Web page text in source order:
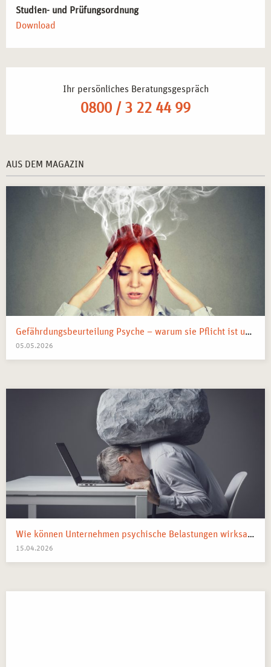
Studien- und Prüfungsordnung
Download
Ihr persönliches Beratungsgespräch
0800 / 3 22 44 99
AUS DEM MAGAZIN
Gefährdungsbeurteilung Psyche – warum sie Pflicht ist und was sie wirklich bringt
05.05.2026
Wie können Unternehmen psychische Belastungen wirksam reduzieren?
15.04.2026